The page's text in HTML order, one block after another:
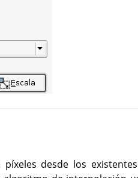
desde los